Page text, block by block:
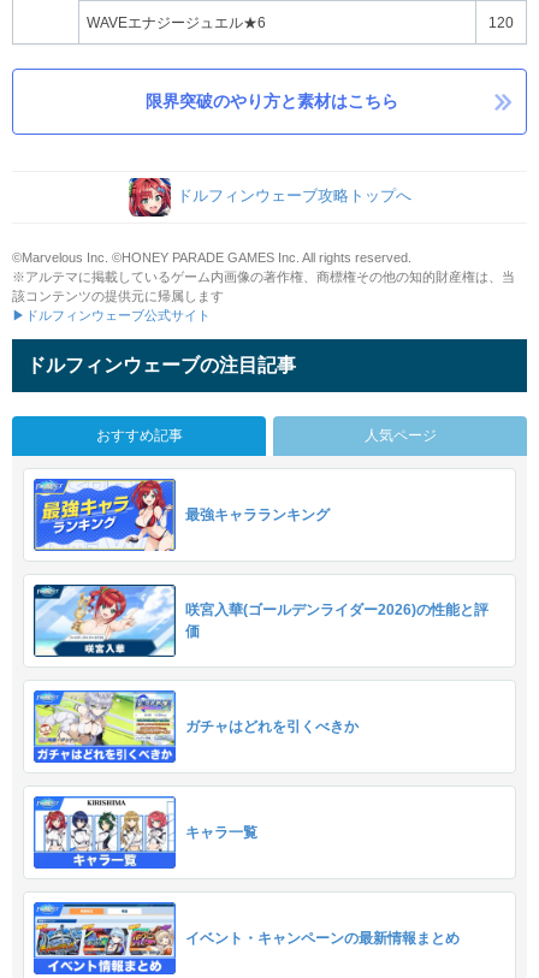
WAVEエナジージュエル★6 120
限界突破のやり方と素材はこちら
ドルフィンウェーブ攻略トップへ
©Marvelous Inc. ©HONEY PARADE GAMES Inc. All rights reserved.
※アルテマに掲載しているゲーム内画像の著作権、商標権その他の知的財産権は、当
該コンテンツの提供元に帰属します
▶ドルフィンウェーブ公式サイト
ドルフィンウェーブの注目記事
おすすめ記事 人気ページ
最強キャラランキング
咲宮入華(ゴールデンライダー2026)の性能と評
価
ガチャはどれを引くべきか
キャラ一覧
イベント・キャンペーンの最新情報まとめ